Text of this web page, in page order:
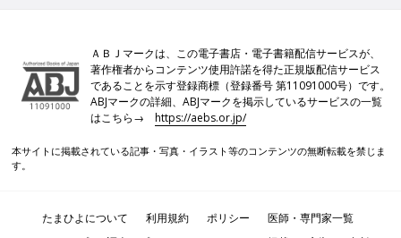
ＡＢＪマークは、この電子書店・電子書籍配信サービスが、
著作権者からコンテンツ使用許諾を得た正規版配信サービス
であることを示す登録商標（登録番号 第11091000号）です。
ABJマークの詳細、ABJマークを掲示しているサービスの一覧
はこちら→https://aebs.or.jp/
本サイトに掲載されている記事・写真・イラスト等のコンテンツの無断転載を禁じま
す。
たまひよについて 利用規約 ポリシー
医師・専門家一覧